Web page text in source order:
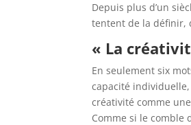
Depuis plus d’un
tentent de la définir,
« La
En seulement six
capacité
créativité comme
Comme si le